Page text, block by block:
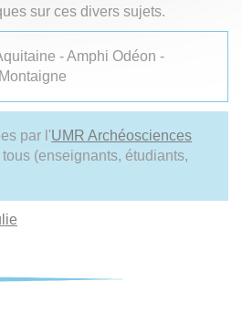
sur ces divers sujets.
- Amphi Odéon -
par l'UMR Archéosciences
(enseignants, étudiants,